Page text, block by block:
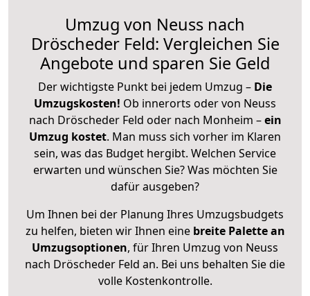
Umzug von Neuss nach
Dröscheder Feld: Vergleichen Sie
Angebote und sparen Sie Geld
Der wichtigste Punkt bei jedem Umzug – Die
Umzugskosten! Ob innerorts oder von Neuss
nach Dröscheder Feld oder nach Monheim –ein
Umzug kostet. Man muss sich vorher im Klaren
sein, was das Budget hergibt. Welchen Service
erwarten und wünschen Sie? Was möchten Sie
dafür ausgeben?
Um Ihnen bei der Planung Ihres Umzugsbudgets
zu helfen, bieten wir Ihnen eine breite Palette an
Umzugsoptionen, für Ihren Umzug von Neuss
nach Dröscheder Feld an. Bei uns behalten Sie die
volle Kostenkontrolle.